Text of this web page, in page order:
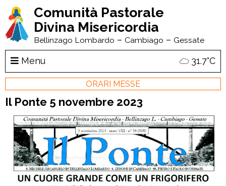
Comunità Pastorale
Divina Misericordia
Bellinzago Lombardo – Cambiago – Gessate
Menu 31.7°C
ORARI MESSE
Il Ponte 5 novembre 2023